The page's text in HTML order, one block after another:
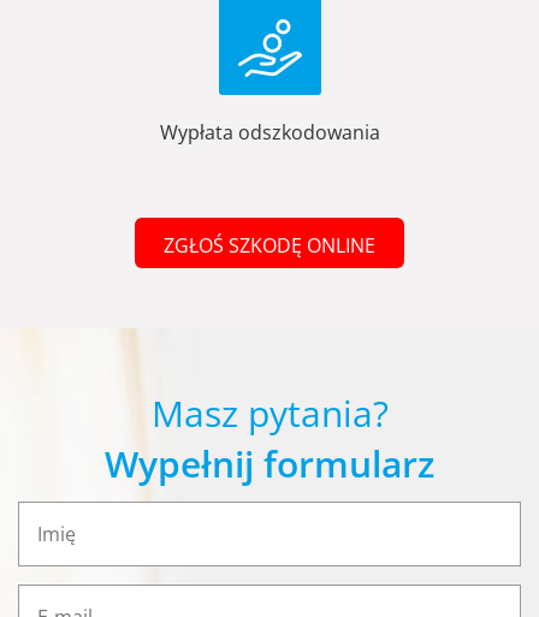
Wypłata odszkodowania
ZGŁOŚ SZKODĘ ONLINE
Masz pytania?
Wypełnij formularz